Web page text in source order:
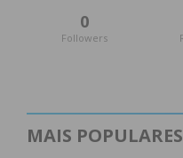
0
Followers
MAIS POPULARES